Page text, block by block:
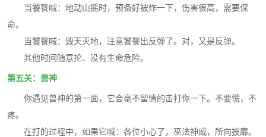
当饕餮喊：地动山摇时，预备好被炸一下，伤害很高，需要保
命。
当饕餮喊：毁天灭地，注意饕餮出反弹了。对，又是反弹。
其他时间随意抡、没有生命危险。
第五关：兽神
你遇见兽神的第一面，它会毫不留情的击打你一下。不要慌，不
疼。
在打的过程中，如果它喊：各位小心了，巫法神威，所向披靡。